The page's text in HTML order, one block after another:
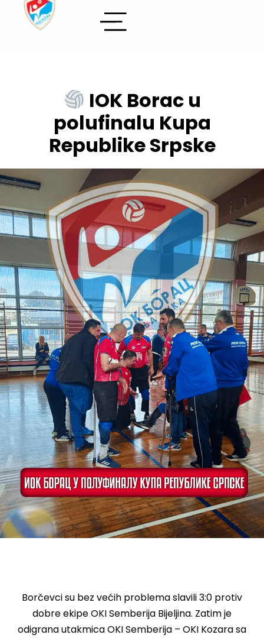
IOK Borac u
polufinalu Kupa
Republike Srpske
Borčevci su bez većih problema slavili 3:0 protiv
dobre ekipe OKI Semberija Bijeljina. Zatim je
odigrana utakmica OKI Semberija – OKI Kozara sa